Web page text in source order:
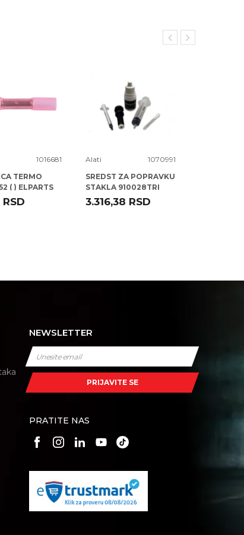
1016681
TERMO
( ) ELPARTS
RSD
Alati
1070991
SREDST ZA POPRAVKU
STAKLA 910028TRI
TRISCAN
3.316,38 RSD
NEWSLETTER
PRIJAVITE SE
PRATITE NAS